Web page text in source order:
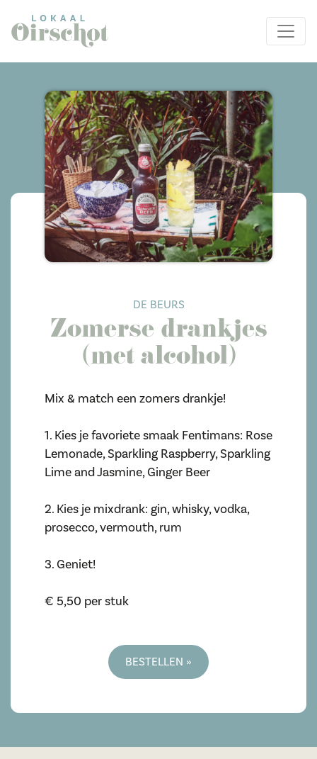
DE BEURS
Zomerse drankjes
(met alcohol)
Mix & match een zomers drankje!
1. Kies je favoriete smaak Fentimans: Rose
Lemonade, Sparkling Raspberry, Sparkling
Lime and Jasmine, Ginger Beer
2. Kies je mixdrank: gin, whisky, vodka,
prosecco, vermouth, rum
3. Geniet!
€ 5,50 per stuk
BESTELLEN »